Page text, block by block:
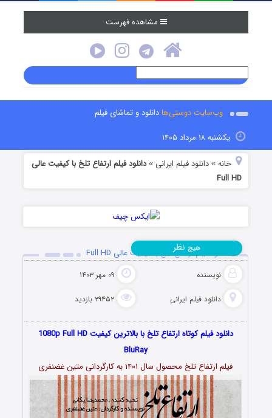
مشاهده فهرست
وب‌سایت دوستی‌هادانلود و تماشای فیلم
یکشنبه ۱۸ مرداد ۱۴۰۵
خانه »دانلود فیلم‌ ایرانی »دانلود فیلم ارتفاع تلخ با کیفیت عالی
Full HD
دانلود فیلم ارتفاع تلخ با کیفیت عالی Full HD
نویسنده ۰۹ مهر ۱۴۰۳
دانلود فیلم‌ ایرانی ۲۹۴۵۲ بازدید
هیچ نظر
دانلود فیلم کوتاه ارتفاع تلخ با بالاترین کیفیت 1080p Full HD
BluRay
فیلم ارتفاع تلخ محصول سال ۱۴۰۱ به کارگردانی متین غضنفری